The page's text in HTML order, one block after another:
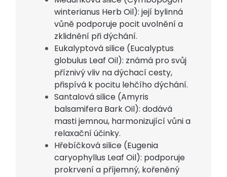
winterianus Herb Oil): její bylinná
vůně podporuje pocit uvolnění a
zklidnění při dýchání.
Eukalyptová silice (Eucalyptus
globulus Leaf Oil): známá pro svůj
příznivý vliv na dýchací cesty,
přispívá k pocitu lehčího dýchání.
Santalová silice (Amyris
balsamifera Bark Oil): dodává
masti jemnou, harmonizující vůni a
relaxační účinky.
Hřebíčková silice (Eugenia
caryophyllus Leaf Oil): podporuje
prokrvení a příjemný, kořeněný